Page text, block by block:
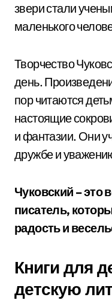
звери стали
маленького
Творчество
день.
пор читаются
настоящие
и фантазии. Они
дружбе и
Чуковский – это
писатель,
радость и
Книги для
детскую